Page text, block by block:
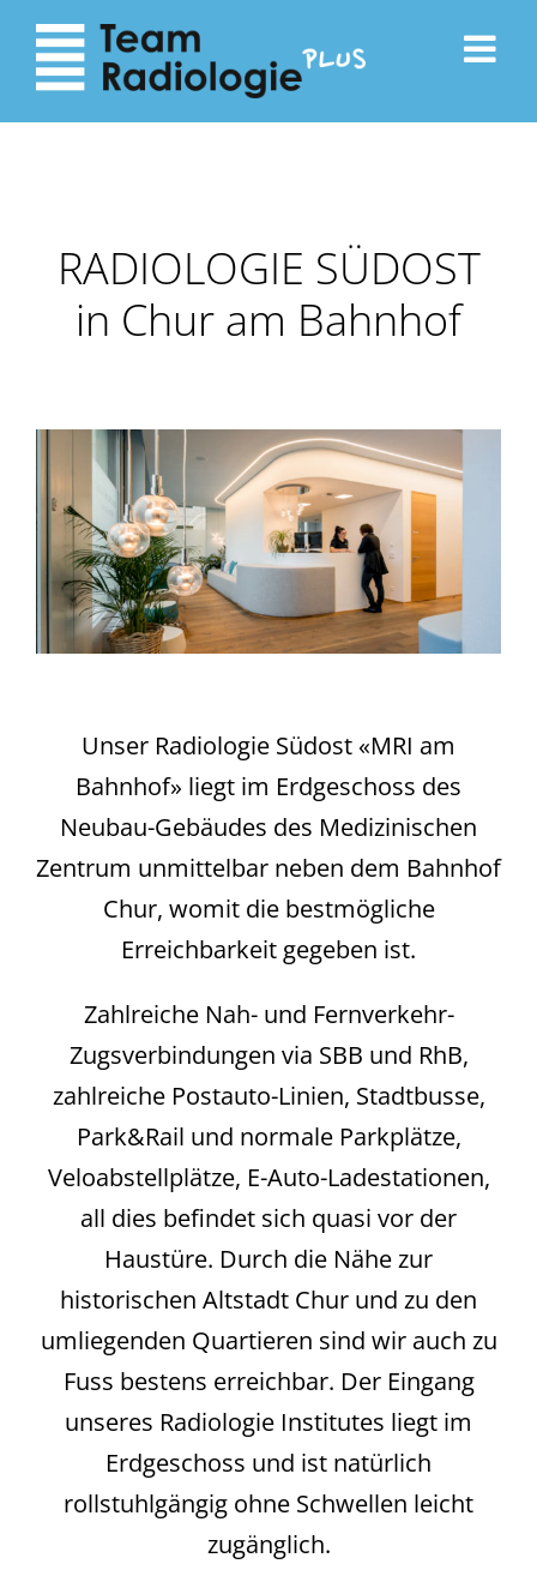
zum
Inhalt
Navigation
RADIOLOGIE SÜDOST
in Chur am Bahnhof
Unser Radiologie Südost «MRI am
Bahnhof» liegt im Erdgeschoss des
Neubau-Gebäudes des Medizinischen
Zentrum unmittelbar neben dem Bahnhof
Chur, womit die bestmögliche
Erreichbarkeit gegeben ist.
Zahlreiche Nah- und Fernverkehr-
Zugsverbindungen via SBB und RhB,
zahlreiche Postauto-Linien, Stadtbusse,
Park&Rail und normale Parkplätze,
Veloabstellplätze, E-Auto-Ladestationen,
all dies befindet sich quasi vor der
Haustüre. Durch die Nähe zur
historischen Altstadt Chur und zu den
umliegenden Quartieren sind wir auch zu
Fuss bestens erreichbar. Der Eingang
unseres Radiologie Institutes liegt im
Erdgeschoss und ist natürlich
rollstuhlgängig ohne Schwellen leicht
zugänglich.